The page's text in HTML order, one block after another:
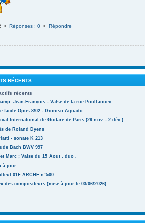
• Réponses : 0 • Répondre
RÉCENTS
récents
Jean-François - Valse de la rue Poullaouec
facile Opus 8/02 - Dioniso Aguado
International de Guitare de Paris (29 nov. - 2 déc.)
de Roland Dyens
- sonate K 213
Bach BWV 997
Marc ; Valse du 15 Aout . duo .
à jour
01F ARCHE n°500
des compositeurs (mise à jour le 03/06/2026)